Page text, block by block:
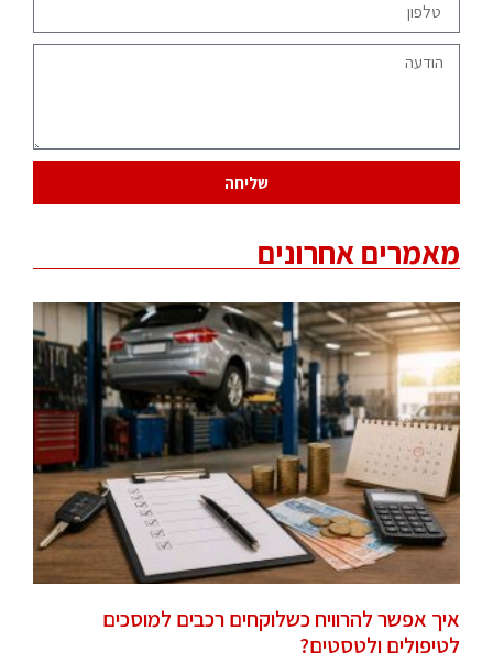
שליחה
מאמרים אחרונים
איך אפשר להרוויח כשלוקחים רכבים למוסכים
לטיפולים ולטסטים?